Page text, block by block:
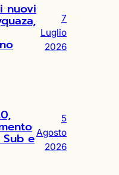
nuovi
7
Luglio
2026
e
5
Agosto
2026